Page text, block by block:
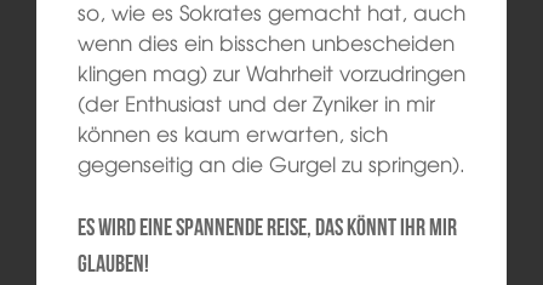
so, wie es Sokrates gemacht hat, auch
wenn dies ein bisschen unbescheiden
klingen mag) zur Wahrheit vorzudringen
(der Enthusiast und der Zyniker in mir
können es kaum erwarten, sich
gegenseitig an die Gurgel zu springen).
Es wird eine spannende Reise, das könnt ihr mir
glauben!